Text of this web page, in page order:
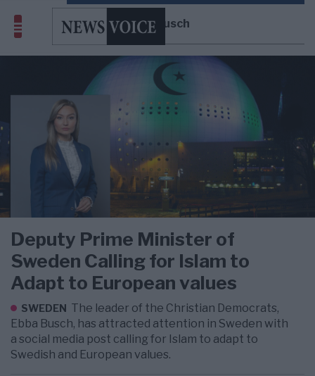
Ebba Busch
Deputy Prime Minister of
Sweden Calling for Islam to
Adapt to European values
SWEDEN The leader of the Christian Democrats,
Ebba Busch, has attracted attention in Sweden with
a social media post calling for Islam to adapt to
Swedish and European values.